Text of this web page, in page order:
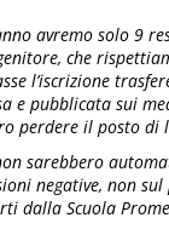
avremo solo 9
che
l’iscrizione
e pubblicata sui
perdere il posto di
sarebbero
negative, non
dalla Scuola